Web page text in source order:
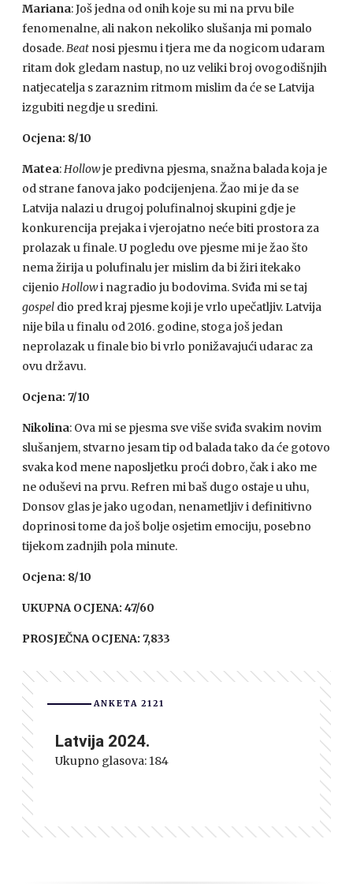
Mariana: Još jedna od onih koje su mi na prvu bile
fenomenalne, ali nakon nekoliko slušanja mi pomalo
dosade. Beat nosi pjesmu i tjera me da nogicom udaram
ritam dok gledam nastup, no uz veliki broj ovogodišnjih
natjecatelja s zaraznim ritmom mislim da će se Latvija
izgubiti negdje u sredini.
Ocjena: 8/10
Matea: Hollowje predivna pjesma, snažna balada koja je
od strane fanova jako podcijenjena. Žao mi je da se
Latvija nalazi u drugoj polufinalnoj skupini gdje je
konkurencija prejaka i vjerojatno neće biti prostora za
prolazak u finale. U pogledu ove pjesme mi je žao što
nema žirija u polufinalu jer mislim da bi žiri itekako
cijenio Hollowi nagradio ju bodovima. Sviđa mi se taj
gospel dio pred kraj pjesme koji je vrlo upečatljiv. Latvija
nije bila u finalu od 2016. godine, stoga još jedan
neprolazak u finale bio bi vrlo ponižavajući udarac za
ovu državu.
Ocjena: 7/10
Nikolina: Ova mi se pjesma sve više sviđa svakim novim
slušanjem, stvarno jesam tip od balada tako da će gotovo
svaka kod mene naposljetku proći dobro, čak i ako me
ne oduševi na prvu. Refren mi baš dugo ostaje u uhu,
Donsov glas je jako ugodan, nenametljiv i definitivno
doprinosi tome da još bolje osjetim emociju, posebno
tijekom zadnjih pola minute.
Ocjena: 8/10
UKUPNA OCJENA: 47/60
PROSJEČNA OCJENA: 7,833
ANKETA 2121
Latvija 2024.
Ukupno glasova: 184